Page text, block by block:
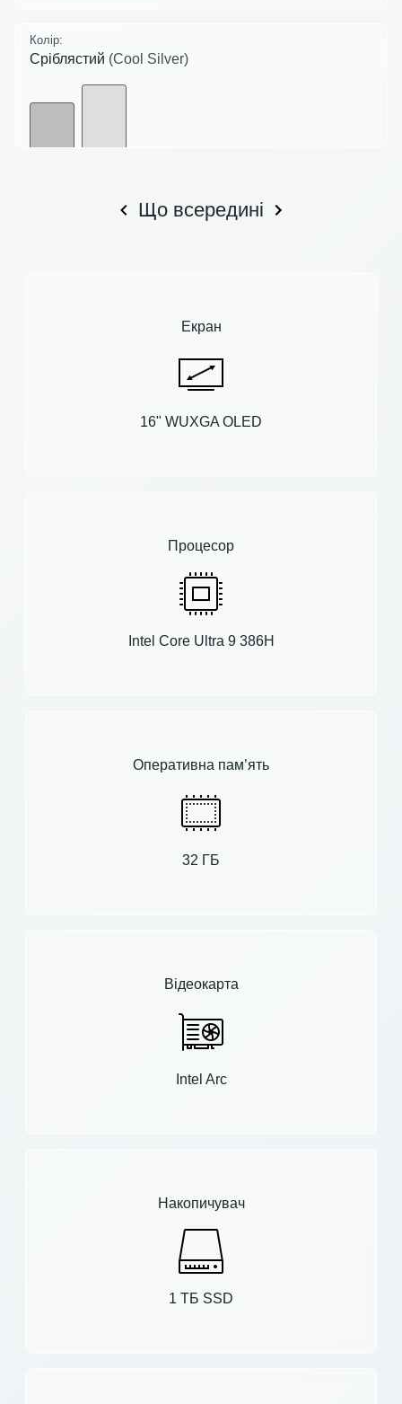
Колір:
Сріблястий (Cool Silver)
Що всередині
Екран
16" WUXGA OLED
Процесор
Intel Core Ultra 9 386H
Оперативна пам’ять
32 ГБ
Відеокарта
Intel Arc
Накопичувач
1 ТБ SSD